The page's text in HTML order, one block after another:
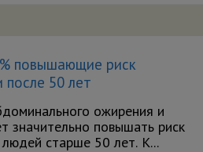
повышающие риск
50 лет
ожирения и
значительно повышать риск
старше 50 лет. К...